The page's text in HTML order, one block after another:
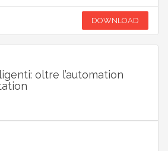
DOWNLOAD
oltre l’automation